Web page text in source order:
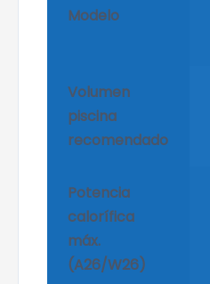
Modelo
Volumen
piscina
recomendado
Potencia
calorífica
máx.
(A26/W26)